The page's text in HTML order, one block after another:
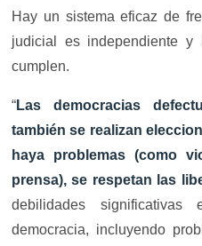
Hay un sistema eficaz de
judicial es independiente
cumplen.
“Las democracias
también se realizan
haya problemas (como
prensa), se respetan las
debilidades
democracia, incluyendo